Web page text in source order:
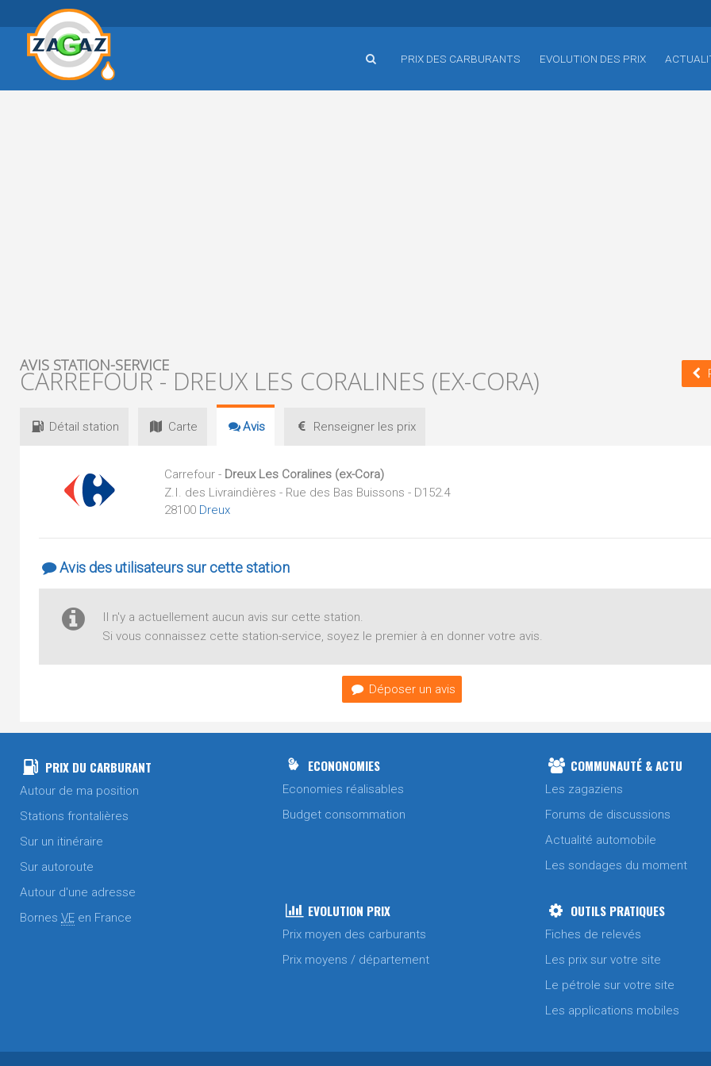
PRIX DES CARBURANTS EVOLUTION DES PRIX
AVIS STATION-SERVICE
CARREFOUR - DREUX LES CORALINES (EX-CORA)
Détail station Carte Avis Renseigner les prix
Carrefour - Dreux Les Coralines (ex-Cora)
Z.I. des Livraindières - Rue des Bas Buissons - D152.4
28100 Dreux
Avis des utilisateurs sur cette station
Il n'y a actuellement aucun avis sur cette station.
Si vous connaissez cette station-service, soyez le premier à en donner votre avis.
Déposer un avis
PRIX DU CARBURANT
Autour de ma position
Stations frontalières
Sur un itinéraire
Sur autoroute
Autour d'une adresse
Bornes VE en France
ECONONOMIES
Economies réalisables
Budget consommation
COMMUNAUTÉ & ACTU
Les zagaziens
Forums de discussions
Actualité automobile
Les sondages du moment
EVOLUTION PRIX
Prix moyen des carburants
Prix moyens / département
OUTILS PRATIQUES
Fiches de relevés
Les prix sur votre site
Le pétrole sur votre site
Les applications mobiles